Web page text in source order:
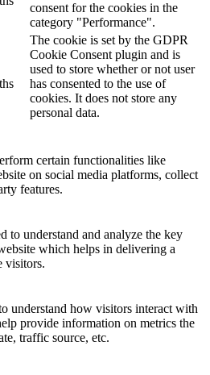
consent for the cookies in the
category "Performance".
The cookie is set by the GDPR
Cookie Consent plugin and is
used to store whether or not user
has consented to the use of
cookies. It does not store any
personal data.
certain functionalities like
on social media platforms, collect
features.
to understand and analyze the key
which helps in delivering a
visitors.
understand how visitors interact with
provide information on metrics the
traffic source, etc.